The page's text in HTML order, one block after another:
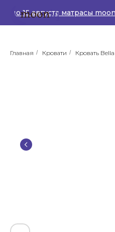
до 15 августа матрасы
Главная / Кровати / Кровать Bella